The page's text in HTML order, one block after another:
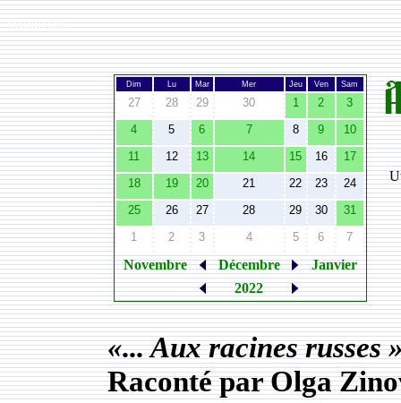
Width:980
Dim Lu Mar Mer Jeu Ven Sam
27 28 29 30 1 2
3
4
5 6 7 8 9
10
11
12 13 14 15 16
17
18
19 20 21 22 23
24
25
26 27 28 29 30
31
1
2 3 4 5 6 7
Novembre Décembre
Janvier
2022
«... Aux racines russes
Raconté par Olga